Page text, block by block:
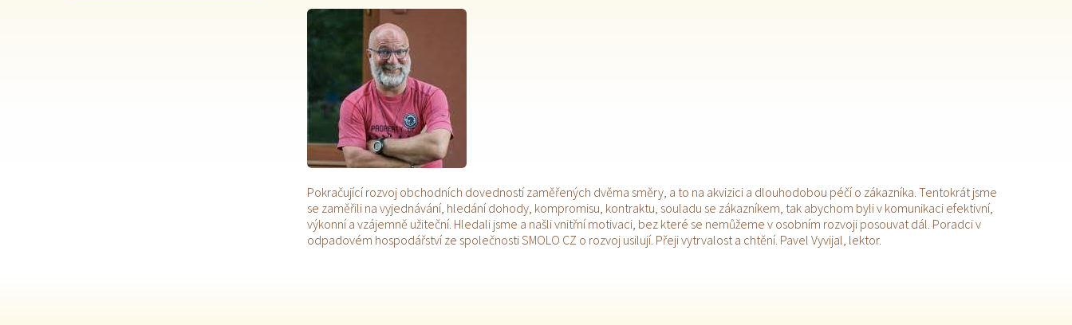
Pokračující rozvoj obchodních dovedností zaměřených dvěma směry, a to na akvizici a dlouhodobou péčí o zákazníka. Tentokrát jsme
se zaměřili na vyjednávání, hledání dohody, kompromisu, kontraktu, souladu se zákazníkem, tak abychom byli v komunikaci efektivní,
výkonní a vzájemně užiteční. Hledali jsme a našli vnitřní motivaci, bez které se nemůžeme v osobním rozvoji posouvat dál. Poradci v
odpadovém hospodářství ze společnosti SMOLO CZ o rozvoj usilují. Přeji vytrvalost a chtění. Pavel Vyvijal, lektor.